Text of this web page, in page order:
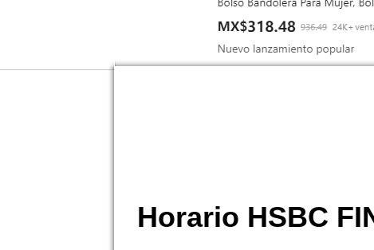
Horario HSBC